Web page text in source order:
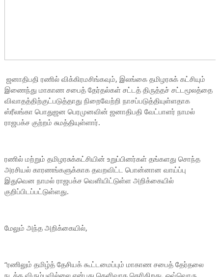
ஜனாதிபதி ரணில் விக்கிரமசிங்கவும், இலங்கை தமிழரசுக் கட்சியும்
இணைந்து மாகாண சபைத் தேர்தல்கள் சட்டத் திருத்தச் சட்டமூலத்தை
விவாதத்திற்குட்படுத்தாது நிறைவேற்றி நாசப்படுத்தியுள்ளதாக
ஸ்ரீலங்கா பொதுஜன பெரமுனவின் ஜனாதிபதி வேட்பாளர் நாமல்
ராஜபக்ச குற்றம் சுமத்தியுள்ளார்.
ரணில் மற்றும் தமிழரசுக்கட்சியின் உறுப்பினர்கள் தங்களது சொந்த
அரசியல் காரணங்களுக்காக தவறவிட்ட பொன்னான வாய்ப்பு
இதுவென நாமல் ராஜபக்ச வெளியிட்டுள்ள அறிக்கையில்
குறிப்பிடப்பட்டுள்ளது.
மேலும் அந்த அறிக்கையில்,
“ரணிலும் தமிழ்த் தேசியக் கூட்டமைப்பும் மாகாண சபைத் தேர்தலை